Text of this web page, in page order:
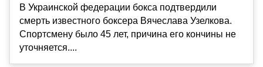
В Украинской федерации бокса подтвердили
смерть известного боксера Вячеслава Узелкова.
Спортсмену было 45 лет, причина его кончины не
уточняется....